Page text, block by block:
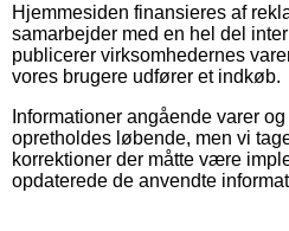
Hjemmesiden finansieres af
samarbejder med en hel del
publicerer virksomhedernes
vores brugere udfører et indkøb.
Informationer angående varer
opretholdes løbende, men vi
korrektioner der måtte være
opdaterede de anvendte